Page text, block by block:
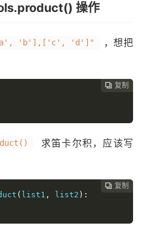
操作
'b'],['c', 'd']"
，想把
 复制
 复制
 复制
 复制
 复制
 复制
求笛卡尔积，应该写
 复制
 复制
 复制
 复制
 复制
( list1 , list2 ):